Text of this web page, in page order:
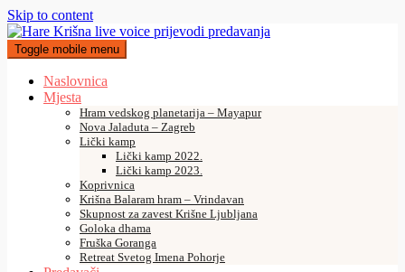
Skip to content
Toggle mobile menu
Naslovnica
Mjesta
Hram vedskog planetarija – Mayapur
Nova Jaladuta – Zagreb
Lički kamp
Lički kamp 2022.
Lički kamp 2023.
Koprivnica
Krišna Balaram hram – Vrindavan
Skupnost za zavest Krišne Ljubljana
Goloka dhama
Fruška Goranga
Retreat Svetog Imena Pohorje